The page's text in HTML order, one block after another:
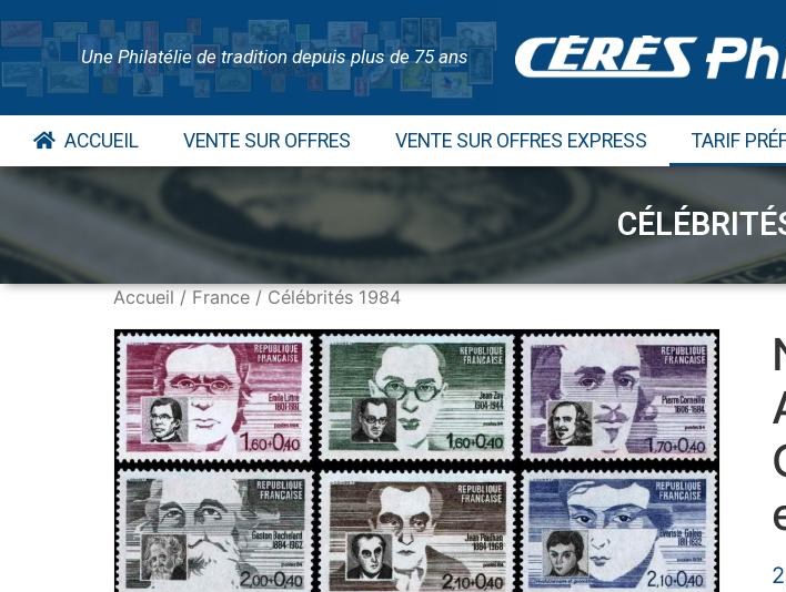
Une Philatélie de tradition depuis plus de 75 ans
ACCUEIL VENTE SUR OFFRES VENTE SUR OFFRES EXPRESS TARIF
Accueil/France/ Célébrités 1984